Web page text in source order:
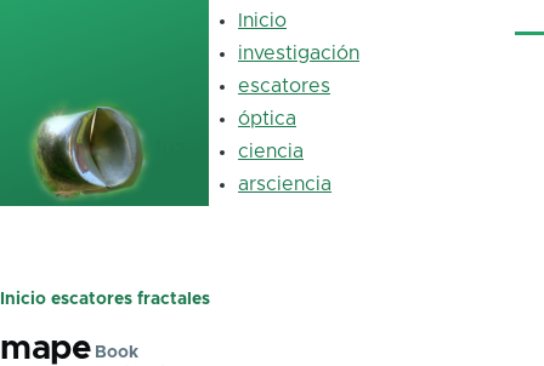
Pasar al contenido principal
Main
navigation
Inicio
investigación
escatores
óptica
ciencia
arsciencia
Ruta
de
Inicio escatores fractales
mape Book